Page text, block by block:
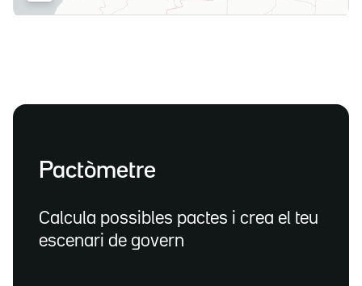
Pactòmetre
Calcula possibles pactes i crea el teu
escenari de govern